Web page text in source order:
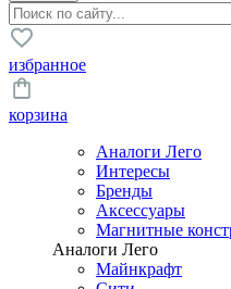
избранное
корзина
Аналоги Лего
Интересы
Бренды
Аксессуары
Магнитные
Аналоги Лего
Майнкрафт